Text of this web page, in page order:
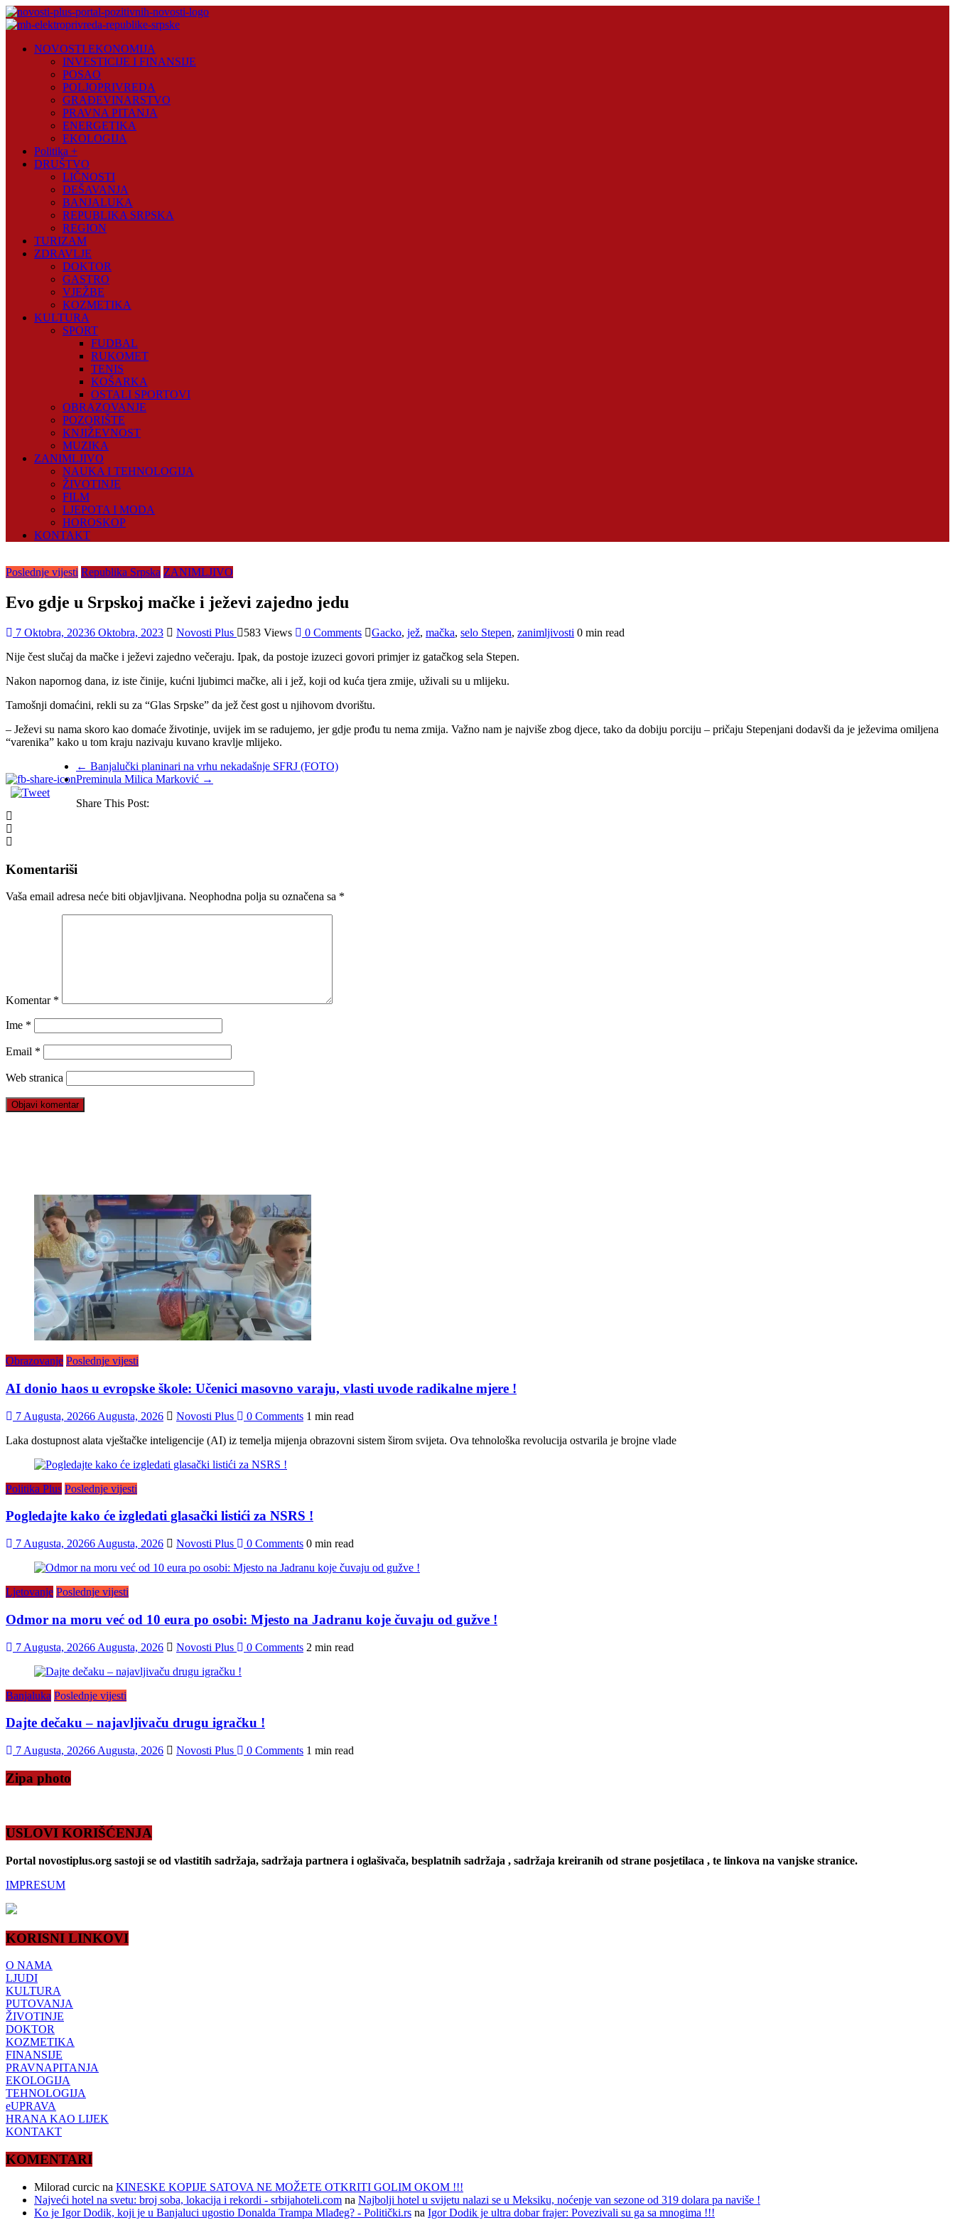
Skip
to
Plus
NOVOSTI EKONOMIJA
INVESTICIJE I FINANSIJE
POSAO
POLJOPRIVREDA
GRAĐEVINARSTVO
PRAVNA PITANJA
ENERGETIKA
EKOLOGIJA
Politika +
DRUŠTVO
LIČNOSTI
DEŠAVANJA
BANJALUKA
REPUBLIKA SRPSKA
REGION
TURIZAM
ZDRAVLJE
DOKTOR
GASTRO
VJEŽBE
KOZMETIKA
KULTURA
SPORT
FUDBAL
RUKOMET
TENIS
KOŠARKA
OSTALI SPORTOVI
OBRAZOVANJE
POZORIŠTE
KNJIŽEVNOST
MUZIKA
ZANIMLJIVO
NAUKA I TEHNOLOGIJA
ŽIVOTINJE
FILM
LJEPOTA I MODA
HOROSKOP
KONTAKT
Poslednje vijesti Republika Srpska ZANIMLJIVO
Evo gdje u Srpskoj mačke i ježevi zajedno jedu
7 Oktobra, 20236 Oktobra, 2023 Novosti Plus 583 Views 0 Comments Gacko, jež, mačka, selo Stepen, zanimljivosti 0 min read
Nije čest slučaj da mačke i ježevi zajedno večeraju. Ipak, da postoje izuzeci govori primjer iz gatačkog sela Stepen.
Nakon napornog dana, iz iste činije, kućni ljubimci mačke, ali i jež, koji od kuća tjera zmije, uživali su u mlijeku.
Tamošnji domaćini, rekli su za “Glas Srpske” da jež čest gost u njihovom dvorištu.
– Ježevi su nama skoro kao domaće životinje, uvijek im se radujemo, jer gdje prođu tu nema zmija. Važno nam je najviše zbog djece, tako da dobiju porciju – pričaju Stepenjani dodavši da je ježevima omiljena
“varenika” kako u tom kraju nazivaju kuvano kravlje mlijeko.
← Banjalučki planinari na vrhu nekadašnje SFRJ (FOTO)
Preminula Milica Marković →
Share This Post:
Komentariši
Vaša email adresa neće biti objavljivana. Neophodna polja su označena sa *
Komentar *
Ime *
Email *
Web stranica
Obrazovanje Poslednje vijesti
AI donio haos u evropske škole: Učenici masovno varaju, vlasti uvode radikalne mjere !
7 Augusta, 20266 Augusta, 2026 Novosti Plus 0 Comments 1 min read
Laka dostupnost alata vještačke inteligencije (AI) iz temelja mijenja obrazovni sistem širom svijeta. Ova tehnološka revolucija ostvarila je brojne vlade
Politika Plus Poslednje vijesti
Pogledajte kako će izgledati glasački listići za NSRS !
7 Augusta, 20266 Augusta, 2026 Novosti Plus 0 Comments 0 min read
Ljetovanje Poslednje vijesti
Odmor na moru već od 10 eura po osobi: Mjesto na Jadranu koje čuvaju od gužve !
7 Augusta, 20266 Augusta, 2026 Novosti Plus 0 Comments 2 min read
Banjaluka Poslednje vijesti
Dajte dečaku – najavljivaču drugu igračku !
7 Augusta, 20266 Augusta, 2026 Novosti Plus 0 Comments 1 min read
Zipa photo
USLOVI KORIŠĆENJA
Portal novostiplus.org sastoji se od vlastitih sadržaja, sadržaja partnera i oglašivača, besplatnih sadržaja , sadržaja kreiranih od strane posjetilaca , te linkova na vanjske stranice.
IMPRESUM
KORISNI LINKOVI
O NAMA
LJUDI
KULTURA
PUTOVANJA
ŽIVOTINJE
DOKTOR
KOZMETIKA
FINANSIJE
PRAVNAPITANJA
EKOLOGIJA
TEHNOLOGIJA
eUPRAVA
HRANA KAO LIJEK
KONTAKT
KOMENTARI
Milorad curcic na KINESKE KOPIJE SATOVA NE MOŽETE OTKRITI GOLIM OKOM !!!
Najveći hotel na svetu: broj soba, lokacija i rekordi - srbijahoteli.com na Najbolji hotel u svijetu nalazi se u Meksiku, noćenje van sezone od 319 dolara pa naviše !
Ko je Igor Dodik, koji je u Banjaluci ugostio Donalda Trampa Mlađeg? - Politički.rs na Igor Dodik je ultra dobar frajer: Povezivali su ga sa mnogima !!!